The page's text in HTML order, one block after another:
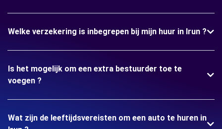
Welke verzekering is inbegrepen bij mijn huur in Irun ?
Is het mogelijk om een extra bestuurder toe te
voegen ?
Wat zijn de leeftijdsvereisten om een auto te huren in